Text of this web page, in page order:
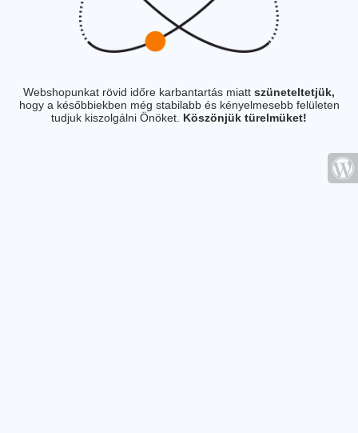
Webshopunkat rövid időre karbantartás miatt szüneteltetjük,
hogy a későbbiekben még stabilabb és kényelmesebb felületen
tudjuk kiszolgálni Önöket. Köszönjük türelmüket!